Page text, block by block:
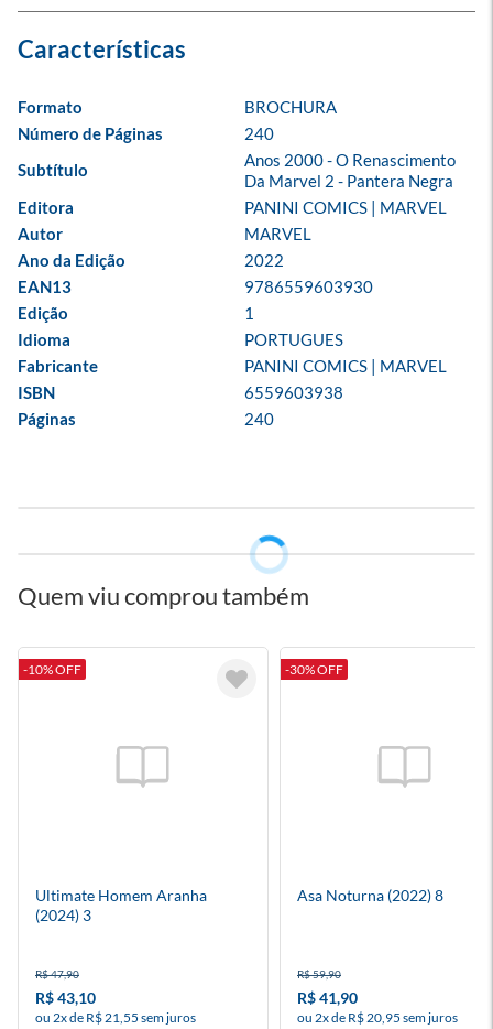
Formato
BROCHURA
Número de Páginas
240
Subtítulo
Anos 2000 - O Renascimento
Da Marvel 2 - Pantera Negra
Editora
PANINI COMICS | MARVEL
Autor
MARVEL
Ano da Edição
2022
EAN13
9786559603930
Edição
1
Idioma
PORTUGUES
Fabricante
PANINI COMICS | MARVEL
ISBN
6559603938
Páginas
240
Quem viu comprou também
-10% OFF
Ultimate Homem Aranha
(2024) 3
R$ 47,90
R$ 43,10
ou 2x de R$ 21,55 sem juros
-30% OFF
Asa Noturna (2022) 8
R$ 59,90
R$ 41,90
ou 2x de R$ 20,95 sem juros